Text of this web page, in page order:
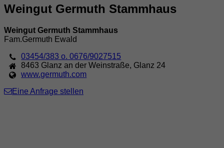
Weingut Germuth Stammhaus
Weingut Germuth Stammhaus
Fam.Germuth Ewald
03454/383 o. 0676/9027515
8463 Glanz an der Weinstraße, Glanz 24
www.germuth.com
Eine Anfrage stellen